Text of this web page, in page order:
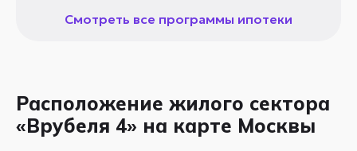
Смотреть все программы ипотеки
Расположение жилого сектора
«Врубеля 4» на карте Москвы